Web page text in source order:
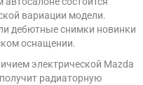
вариации модели.
дебютные снимки новинки
оснащении.
электрической Mazda
радиаторную